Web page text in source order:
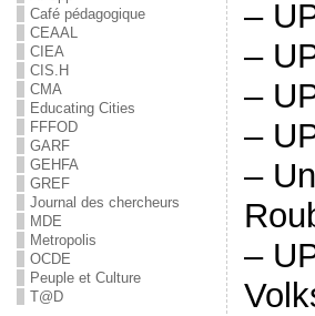
Café pédagogique
CEAAL
CIEA
CIS.H
CMA
Educating Cities
FFFOD
GARF
GEHFA
GREF
Journal des chercheurs
MDE
Metropolis
OCDE
Peuple et Culture
T@D
–
–
–
–
–
–